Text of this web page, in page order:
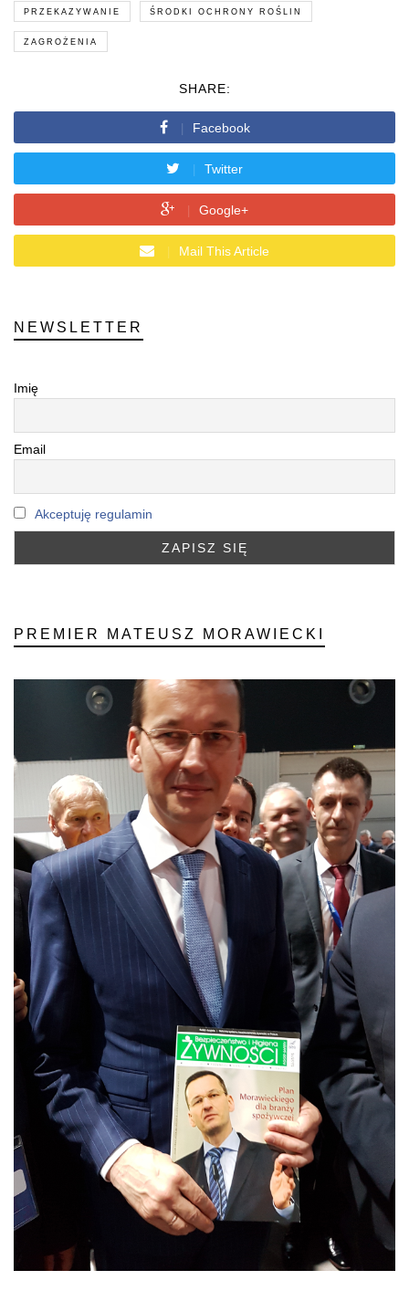
PRZEKAZYWANIE ŚRODKI OCHRONY ROŚLIN
ZAGROŻENIA
SHARE:
Facebook
Twitter
Google+
Mail This Article
NEWSLETTER
Imię
Email
Akceptuję regulamin
PREMIER MATEUSZ MORAWIECKI